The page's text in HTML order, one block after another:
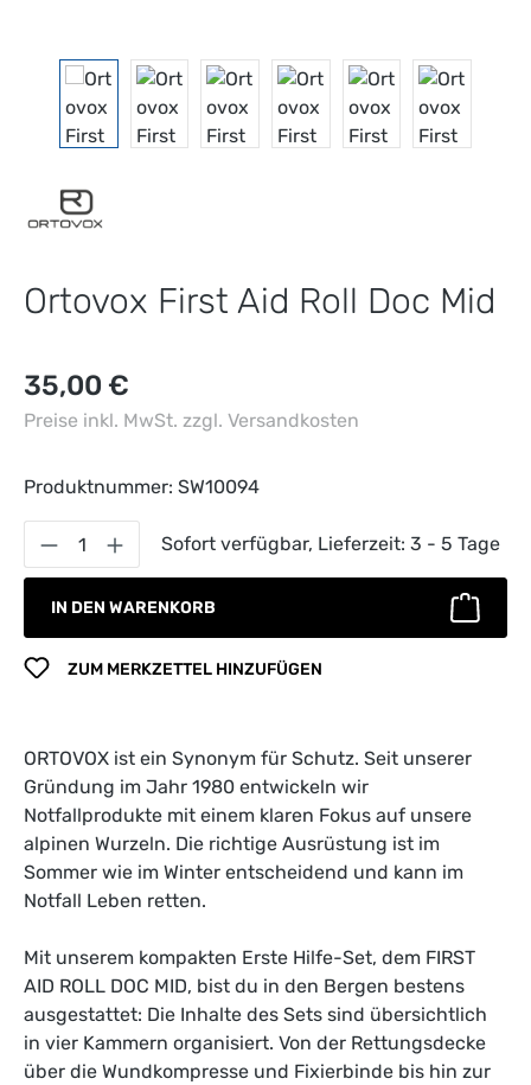
Ortovox First Aid Roll Doc Mid
Regulärer Preis:
35,00 €
Preise inkl. MwSt. zzgl. Versandkosten
Produktnummer: SW10094
Produkt Anzahl: Gib den gewünschten
Sofort verfügbar, Lieferzeit: 3 - 5 Tage
IN DEN WARENKORB
ZUM MERKZETTEL HINZUFÜGEN
ORTOVOX ist ein Synonym für Schutz. Seit unserer
Gründung im Jahr 1980 entwickeln wir
Notfallprodukte mit einem klaren Fokus auf unsere
alpinen Wurzeln. Die richtige Ausrüstung ist im
Sommer wie im Winter entscheidend und kann im
Notfall Leben retten.
Mit unserem kompakten Erste Hilfe-Set, dem FIRST
AID ROLL DOC MID, bist du in den Bergen bestens
ausgestattet: Die Inhalte des Sets sind übersichtlich
in vier Kammern organisiert. Von der Rettungsdecke
über die Wundkompresse und Fixierbinde bis hin zur